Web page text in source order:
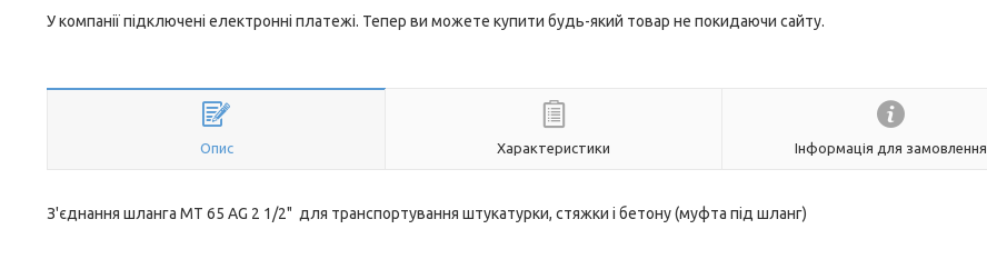
У компанії підключені електронні платежі. Тепер ви можете купити будь-який товар не покидаючи сайту.
Опис Характеристики Інформація для замовлення
З'єднання шланга МТ 65 AG 2 1/2" для транспортування штукатурки, стяжки і бетону (муфта під шланг)